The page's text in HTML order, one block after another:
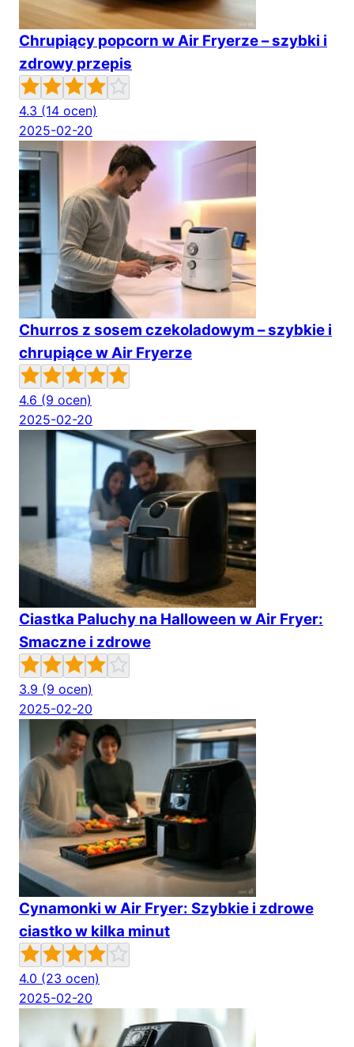
Chrupiący popcorn w Air Fryerze – szybki i
zdrowy przepis
4.3 (14 ocen)
2025-02-20
Churros z sosem czekoladowym – szybkie i
chrupiące w Air Fryerze
4.6 (9 ocen)
2025-02-20
Ciastka Paluchy na Halloween w Air Fryer:
Smaczne i zdrowe
3.9 (9 ocen)
2025-02-20
Cynamonki w Air Fryer: Szybkie i zdrowe
ciastko w kilka minut
4.0 (23 ocen)
2025-02-20